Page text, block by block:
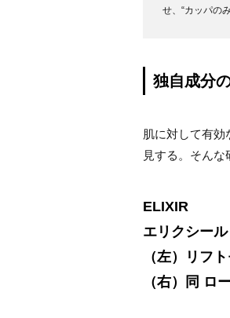
せ、“カッパの
独自成分
肌に対して有効
見する。そんな
ELIXIR
エリクシール
（左）リフ
（右）同 ロ